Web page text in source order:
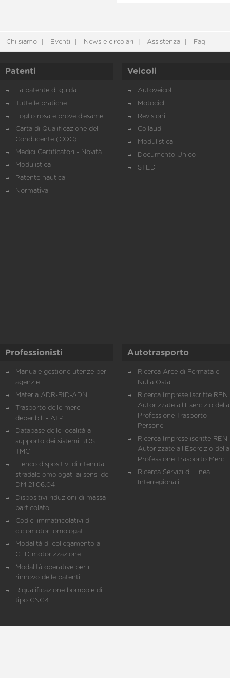
Chi siamo Eventi News e circolari Assistenza Faq
Patenti
La patente di guida
Tutte le pratiche
Foglio rosa e prove d’esame
Carta di Qualificazione del
Conducente (CQC)
Medici Certificatori - Novità
Modulistica
Patente nautica
Normativa
Veicoli
Autoveicoli
Motocicli
Revisioni
Collaudi
Modulistica
Documento Unico
STED
Professionisti
Manuale gestione utenze per
agenzie
Materia ADR-RID-ADN
Trasporto delle merci
deperibili - ATP
Database delle località a
supporto dei sistemi RDS
TMC
Elenco dispositivi di ritenuta
stradale omologati ai sensi del
DM 21.06.04
Dispositivi riduzioni di massa
particolato
Codici immatricolativi di
ciclomotori omologati
Modalità di collegamento al
CED motorizzazione
Modalità operative per il
rinnovo delle patenti
Riqualificazione bombole di
tipo CNG4
Autotrasporto
Ricerca Aree di Fermata e
Nulla Osta
Ricerca Imprese Iscritte REN
Autorizzate all'Esercizio della
Professione Trasporto
Persone
Ricerca Imprese iscritte REN
Autorizzate all'Esercizio della
Professione Trasporto Merci
Ricerca Servizi di Linea
Interregionali